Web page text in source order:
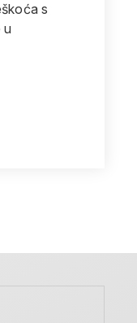
s
u